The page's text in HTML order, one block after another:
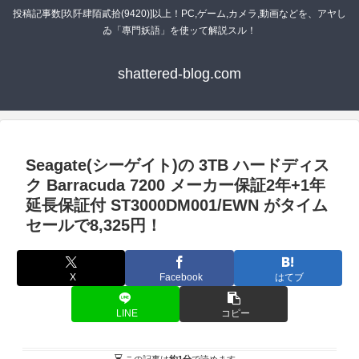
投稿記事数[玖阡肆陌貳拾(9420)]以上！PC,ゲーム,カメラ,動画などを、アヤし
ゐ「專門妖語」を使ッて解説スル！
shattered-blog.com
Seagate(シーゲイト)の 3TB ハードディス
ク Barracuda 7200 メーカー保証2年+1年
延長保証付 ST3000DM001/EWN がタイム
セールで8,325円！
X Facebook はてブ
LINE コピー